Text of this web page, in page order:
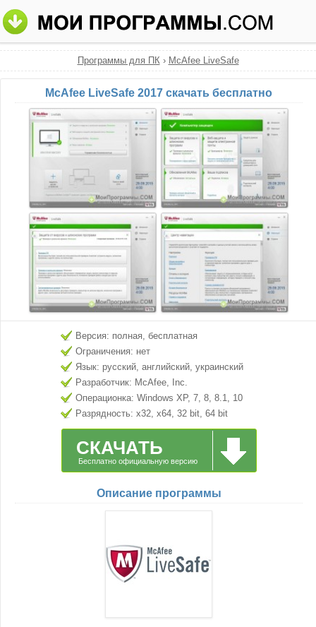
Программы для ПК› McAfee LiveSafe
McAfee LiveSafe 2017 скачать бесплатно
Версия: полная, бесплатная
Ограничения: нет
Язык: русский, английский, украинский
Разработчик: McAfee, Inc.
Операционка: Windows XP, 7, 8, 8.1, 10
Разрядность: x32, x64, 32 bit, 64 bit
СКАЧАТЬ
Бесплатно официальную версию
Описание программы